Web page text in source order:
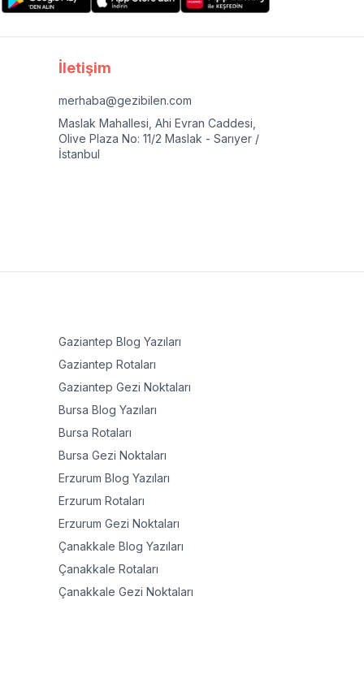
İletişim
merhaba@gezibilen.com
Maslak Mahallesi, Ahi Evran Caddesi,
Olive Plaza No: 11/2 Maslak - Sarıyer /
İstanbul
Gaziantep Blog Yazıları
Gaziantep Rotaları
Gaziantep Gezi Noktaları
Bursa Blog Yazıları
Bursa Rotaları
Bursa Gezi Noktaları
Erzurum Blog Yazıları
Erzurum Rotaları
Erzurum Gezi Noktaları
Çanakkale Blog Yazıları
Çanakkale Rotaları
Çanakkale Gezi Noktaları